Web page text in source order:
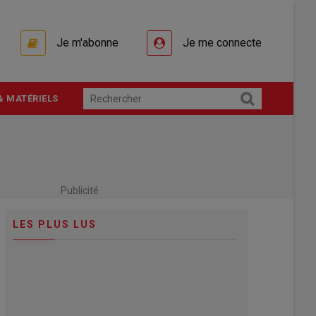
Je m'abonne Je me connecte
MATÉRIELS
Publicité
LES PLUS LUS